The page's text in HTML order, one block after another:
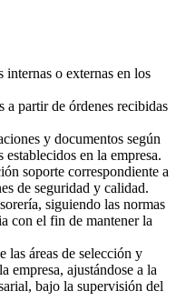
o externas en los
a partir de órdenes recibidas
y documentos según
en la empresa.
soporte correspondiente a
de seguridad y calidad.
siguiendo las normas
con el fin de mantener la
las áreas de selección y
empresa, ajustándose a la
bajo la supervisión del